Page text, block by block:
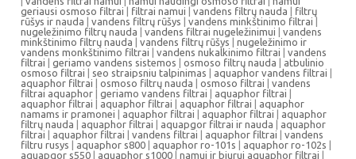
geriausi osmoso filtrai | filtrai namui | vandens filtrų nauda | filtrų
rūšys ir nauda | vandens filtrų rūšys | vandens minkštinimo filtrai |
nugeležinimo filtrų nauda | vandens filtrai nugeležinimui | vandens
minkštinimo filtrų nauda | vandens filtrų rūšys | nugeležinimo ir
vandens monkštinimo filtrai | vandens nukalkinimo filtrai | vandens
filtrai | geriamo vandens sistemos | osmoso filtrų nauda | atbulinio
osmoso filtrai | seo straipsniu talpinimas | aquaphor vandens filtrai |
aquaphor filtrai | osmoso filtrų nauda | osmoso filtrai | vandens
filtrai aquaphor | geriamo vandens filtrai | aquaphor filtrai |
aquaphor filtrai | aquaphor filtrai | aquaphor filtrai | aquaphor
namams ir pramonei | aquaphor filtrai | aquaphor filtrai | aquaphor
filtrų nauda | aquaphor filtrai | aquapgor filtrai ir nauda | aquaphor
filtrai | aquaphor filtrai | vandens filtrai | aquaphor filtrai | vandens
filtru rusys | aquaphor s800 | aquaphor ro-101s | aquaphor ro-102s |
aquapgor s550 | aquaphor s1000 | namui ir biurui aquaphor filtrai |